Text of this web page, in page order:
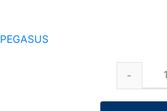
PEGASUS